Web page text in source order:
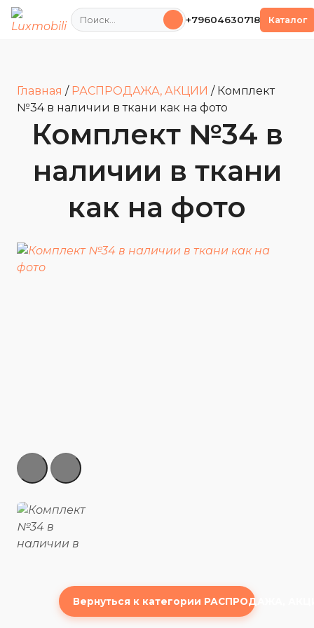
Поиск +79604630718 Каталог
Главная / РАСПРОДАЖА, АКЦИИ / Комплект
№34 в наличии в ткани как на фото
Комплект №34 в
наличии в ткани
как на фото
Вернуться к категории РАСПРОДАЖА,